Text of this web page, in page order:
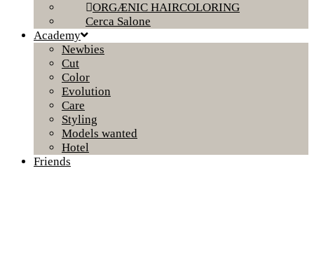
ORGÆNIC HAIRCOLORING
Cerca Salone
Academy
Newbies
Cut
Color
Evolution
Care
Styling
Models wanted
Hotel
Friends